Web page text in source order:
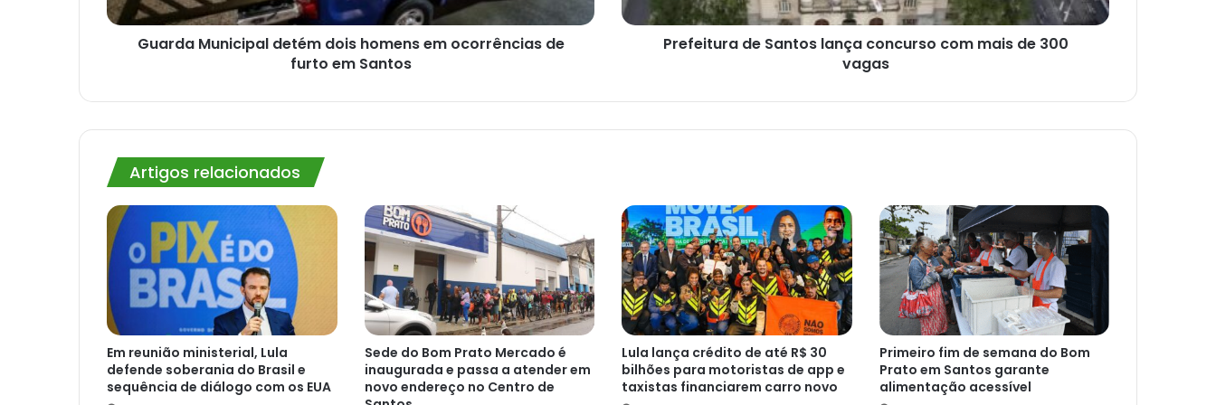
Guarda Municipal detém dois homens em ocorrências de
furto em Santos
Prefeitura de Santos lança concurso com mais de 300
vagas
Artigos relacionados
Em reunião ministerial, Lula
defende soberania do Brasil e
sequência de diálogo com os EUA
Sede do Bom Prato Mercado é
inaugurada e passa a atender em
novo endereço no Centro de
Lula lança crédito de até R$ 30
bilhões para motoristas de app e
taxistas financiarem carro novo
Primeiro fim de semana do Bom
Prato em Santos garante
alimentação acessível